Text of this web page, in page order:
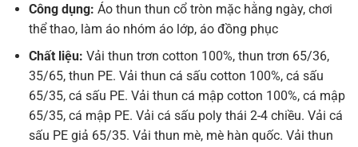
Công dụng: Áo thun thun cổ tròn mặc hằng ngày, chơi
thể thao, làm áo nhóm áo lớp, áo đồng phục
Chất liệu: Vải thun trơn cotton 100%, thun trơn 65/36,
35/65, thun PE. Vải thun cá sấu cotton 100%, cá sấu
65/35, cá sấu PE. Vải thun cá mập cotton 100%, cá mập
65/35, cá mập PE. Vải cá sấu poly thái 2-4 chiều. Vải cá
sấu PE giả 65/35. Vải thun mè, mè hàn quốc. Vải thun